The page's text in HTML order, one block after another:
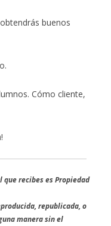
buenos
Cómo cliente,
recibes es Propiedad
republicada, o
manera sin el